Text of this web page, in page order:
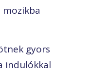
gyors
indulókkal